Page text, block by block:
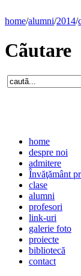
home/alumni/2014/
Cãutare
home
despre noi
admitere
Învăţământ
clase
alumni
profesori
link-uri
galerie foto
proiecte
bibliotecă
contact